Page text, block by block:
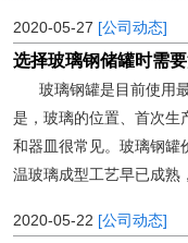
2020-05-27 [公司动态]
选择玻璃钢储罐时需
玻璃钢罐是目前使用
是，玻璃的位置、首次生
和器皿很常见。玻璃钢罐
温玻璃成型工艺早已成熟
2020-05-22 [公司动态]